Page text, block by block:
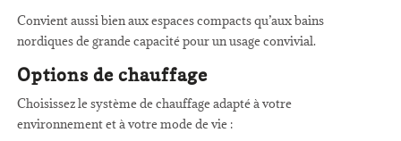
Convient aussi bien aux espaces compacts qu’aux bains
nordiques de grande capacité pour un usage convivial.
Options de chauffage
Choisissez le système de chauffage adapté à votre
environnement et à votre mode de vie :